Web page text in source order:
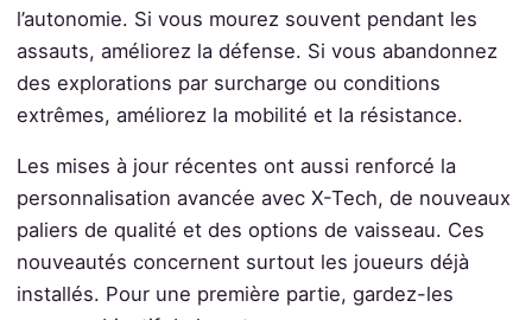
l’autonomie. Si vous mourez souvent pendant les
assauts, améliorez la défense. Si vous abandonnez
des explorations par surcharge ou conditions
extrêmes, améliorez la mobilité et la résistance.
Les mises à jour récentes ont aussi renforcé la
personnalisation avancée avec X-Tech, de nouveaux
paliers de qualité et des options de vaisseau. Ces
nouveautés concernent surtout les joueurs déjà
installés. Pour une première partie, gardez-les